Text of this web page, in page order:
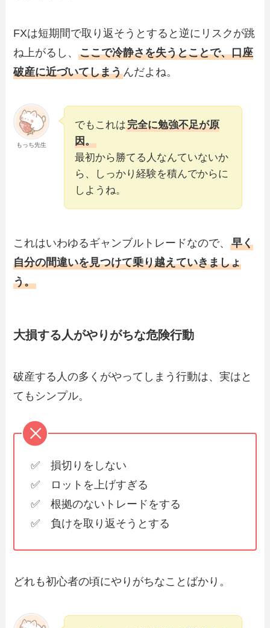
FXは短期間で取り返そうとすると逆にリスクが跳
ね上がるし、ここで冷静さを失うとことで、口座
破産に近づいてしまうんだよね。
もっち先生
でもこれは完全に勉強不足が原
因。
最初から勝てる人なんていないか
ら、しっかり経験を積んでからに
しようね。
これはいわゆるギャンブルトレードなので、早く
自分の間違いを見つけて乗り越えていきましょ
う。
大損する人がやりがちな危険行動
破産する人の多くがやってしまう行動は、実はと
てもシンプル。
✅ 損切りをしない
✅ ロットを上げすぎる
✅ 根拠のないトレードをする
✅ 負けを取り返そうとする
どれも初心者の頃にやりがちなことばかり。